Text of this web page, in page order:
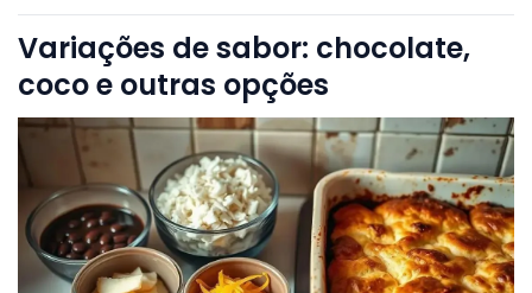
Variações de sabor: chocolate,
coco e outras opções